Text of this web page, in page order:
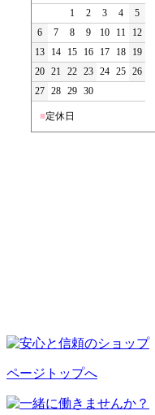
1
2 3 4
5
6
7 8 9 10 11
12
13
14 15 16 17 18
19
20 21 22 23 24 25 26
27 28 29 30
■定休日
ページトップへ